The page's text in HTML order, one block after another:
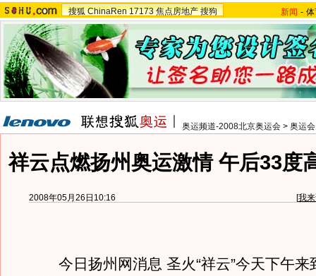
搜狐 ChinaRen 17173 焦点房地产 搜狗 新闻 -
奥运频道-2008北京奥运会 > 奥运
祥云点燃扬州奥运激情 午后33度
2008年05月26日10:16 [我
今日扬州网消息 圣火“祥云”今天下午来